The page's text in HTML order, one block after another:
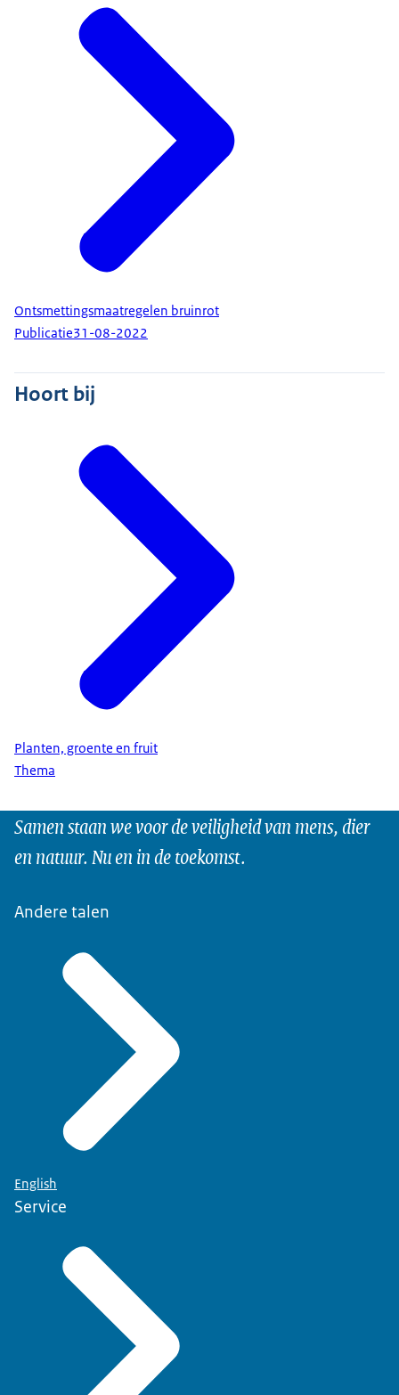
Ontsmettingsmaatregelen bruinrot
Publicatie31-08-2022
Hoort bij
Planten, groente en fruit
Thema
Samen staan we voor de veiligheid van mens, dier
en natuur. Nu en in de toekomst.
Andere talen
English
Service